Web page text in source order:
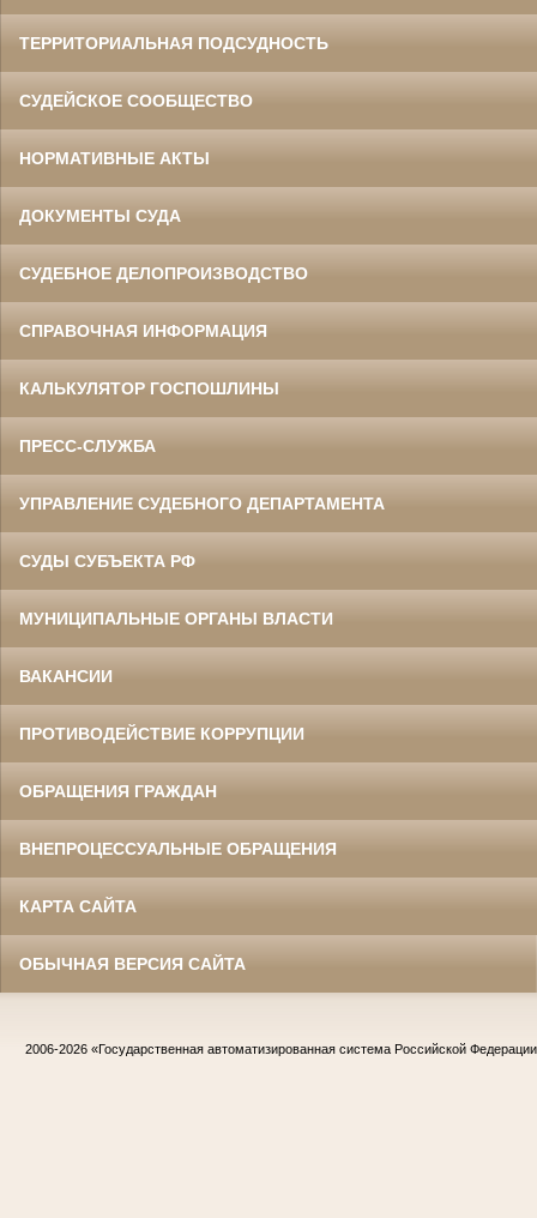
ТЕРРИТОРИАЛЬНАЯ ПОДСУДНОСТЬ
СУДЕЙСКОЕ СООБЩЕСТВО
НОРМАТИВНЫЕ АКТЫ
ДОКУМЕНТЫ СУДА
СУДЕБНОЕ ДЕЛОПРОИЗВОДСТВО
СПРАВОЧНАЯ ИНФОРМАЦИЯ
КАЛЬКУЛЯТОР ГОСПОШЛИНЫ
ПРЕСС-СЛУЖБА
УПРАВЛЕНИЕ СУДЕБНОГО ДЕПАРТАМЕНТА
СУДЫ СУБЪЕКТА РФ
МУНИЦИПАЛЬНЫЕ ОРГАНЫ ВЛАСТИ
ВАКАНСИИ
ПРОТИВОДЕЙСТВИЕ КОРРУПЦИИ
ОБРАЩЕНИЯ ГРАЖДАН
ВНЕПРОЦЕССУАЛЬНЫЕ ОБРАЩЕНИЯ
КАРТА САЙТА
ОБЫЧНАЯ ВЕРСИЯ САЙТА
2006-2026 «Государственная автоматизированная система Российской